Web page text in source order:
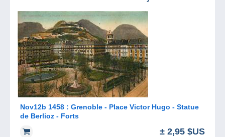
Nov12b 1458 : Grenoble - Place Victor Hugo - Statue
de Berlioz - Forts
± 2,95 $US